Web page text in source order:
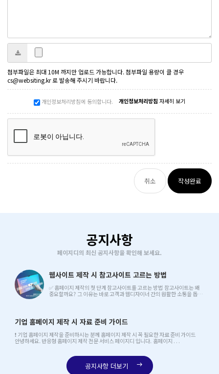
첨부파일은 최대 10M 까지만 업로드 가능합니다. 첨부파일 용량이 클 경우
cs@websiting.kr 로 발송해 주시기 바랍니다.
개인정보처리방침에 동의합니다. 개인정보처리방침 자세히 보기
취소
공지사항
페이지디의 최신 공지사항을 확인해 보세요.
웹사이트 제작 시 참고사이트 고르는 방법
✅ 홈페이지 제작의 첫 단계 참고사이트를 고르는 방법 참고사이트는 왜
중요할까요? 그 이유는 바로 고객과 웹디자이너 간의 원활한 소통을 돕는
기업 홈페이지 제작 시 자료 준비 가이드
❗ 기업 홈페이지 제작을 준비하시는 분께 홈페이지 제작 시 꼭 필요한 자료 준비 가이드
안녕하세요. 반응형 홈페이지 제작 전문 서비스 페이지디 입니다. 홈페이지 . . .
공지사항 더보기 east